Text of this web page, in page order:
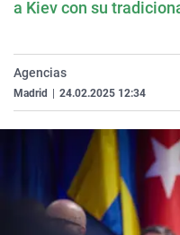
a Kiev con su
Agencias
Madrid 24.02.2025 12:34